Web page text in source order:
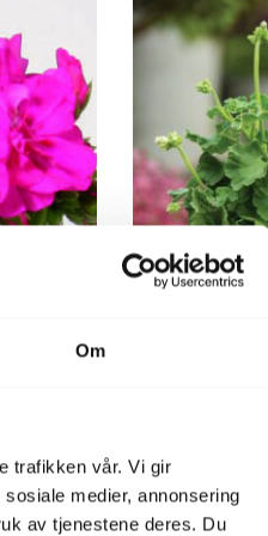
Om
trafikken vår. Vi gir
medier, annonsering
av tjenestene deres. Du
PEL. HORT.